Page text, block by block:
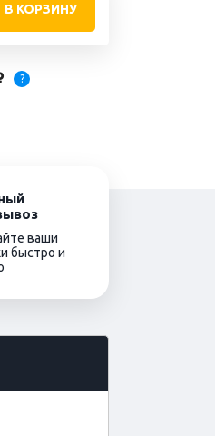
В КОРЗИНУ
?
ваши
быстро и